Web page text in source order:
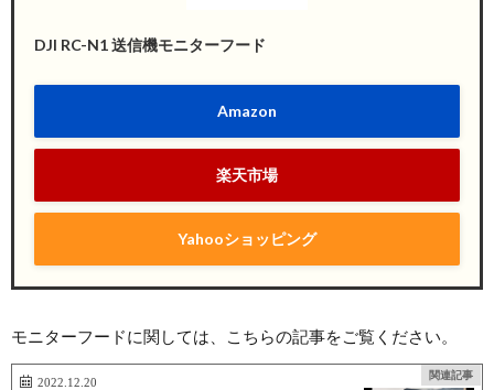
DJI RC-N1 送信機モニターフード
Amazon
楽天市場
Yahooショッピング
モニターフードに関しては、こちらの記事をご覧ください。
関連記事
2022.12.20